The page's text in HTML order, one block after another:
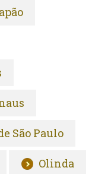
São Paulo
Olinda